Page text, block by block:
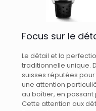
Focus sur le
Le détail et la
traditionnelle unique.
suisses réputées
une attention
au boîtier, en
Cette attention aux